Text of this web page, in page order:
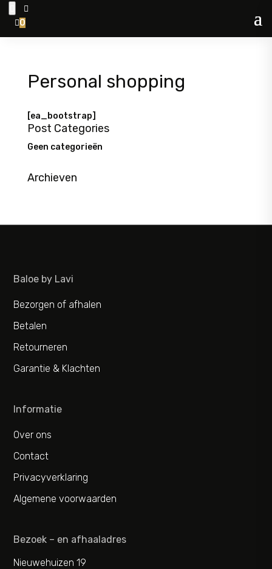

0
Personal shopping
[ea_bootstrap]
Post Categories
Geen categorieën
Archieven
Baloe by Lavi
Bezorgen of afhalen
Betalen
Retourneren
Garantie & Klachten
Informatie
Over ons
Contact
Privacyverklaring
Algemene voorwaarden
Bezoek – en afhaaladres
Nieuwehuizen 19